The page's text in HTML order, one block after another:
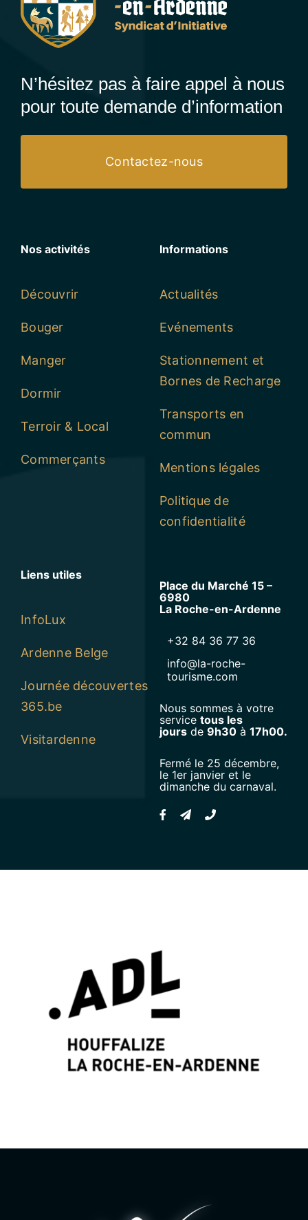
N’hésitez pas à faire appel à nous
pour toute demande d’information
Contactez-nous
Nos activités
Découvrir
Bouger
Manger
Dormir
Terroir & Local
Commerçants
Informations
Actualités
Evénements
Stationnement et
Bornes de Recharge
Transports en
commun
Mentions légales
Politique de
confidentialité
Liens utiles
InfoLux
Ardenne Belge
Journée découvertes
365.be
Visitardenne
Place du Marché 15 –
6980
La Roche-en-Ardenne
+32 84 36 77 36
info@la-roche-
tourisme.com
Nous sommes à votre
service tous les
joursde 9h30à 17h00.
Fermé le 25 décembre,
le 1er janvier et le
dimanche du carnaval.
www.wayne-projects.com